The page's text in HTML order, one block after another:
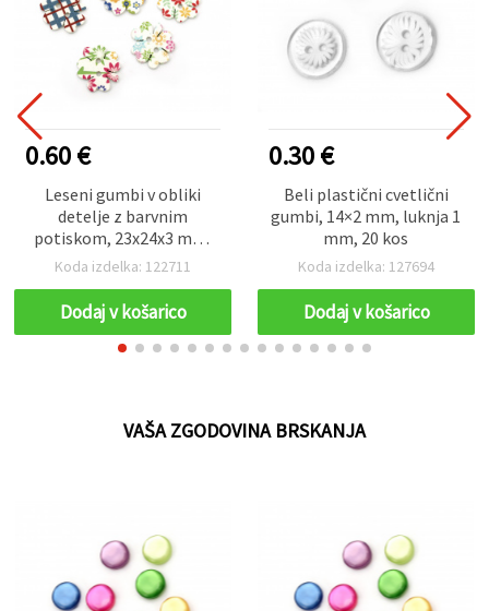
0.60 €
Leseni gumbi v obliki
detelje z barvnim
potiskom, 23x24x3 mm,
luknja premera 3 mm,
10 kosov za šivanje,
scrapbooking in
dekoracijo
Koda izdelka: 122711
Dodaj v košarico
0.30 €
Beli plastični cvetlični
gumbi, 14×2 mm, luknja 1
mm, 20 kos
Koda izdelka: 127694
Dodaj v košarico
VAŠA ZGODOVINA BRSKANJA